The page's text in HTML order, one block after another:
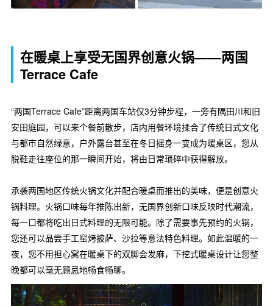
在暖桌上享受无国界创意火锅——两国
Terrace Cafe
“两国Terrace Cafe”距离两国车站仅3分钟步程，一旁有隅田川和旧
安田庭园，可以来个餐前散步，店内用餐环境揉合了传统日式文化
与都市自然绿意，户外露台甚至在冬日摇身一变成为暖桌区，您从
脱鞋走往座位的那一瞬间开始，将由日常琐碎中获得解放。
承袭两国地区传统火锅文化并配合暖桌而推出的美味，便是创意火
锅料理。火锅口味每年推陈出新，无国界创新口味反映时代潮流，
每一口都将吃出日式料理的无限可能。除了需要事先预约的火锅，
您还可以品尝手工窑烤披萨、沙拉等意法特色料理。如此温暖的一
夜，您不用担心窝在暖桌下的双脚会发麻，下挖式暖桌设计让您整
晚都可以毫无顾忌地畅食畅聊。